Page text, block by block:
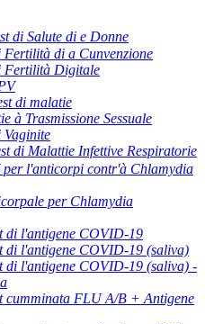
di Salute di e Donne
Fertilità di a Cunvenzione
Fertilità Digitale
di malatie
à Trasmissione Sessuale
Vaginite
di Malattie Infettive Respiratorie
per l'anticorpi contr'à Chlamydia
per Chlamydia
di l'antigene COVID-19
di l'antigene COVID-19 (saliva)
di l'antigene COVID-19 (saliva) -
cumminata FLU A/B + Antigene